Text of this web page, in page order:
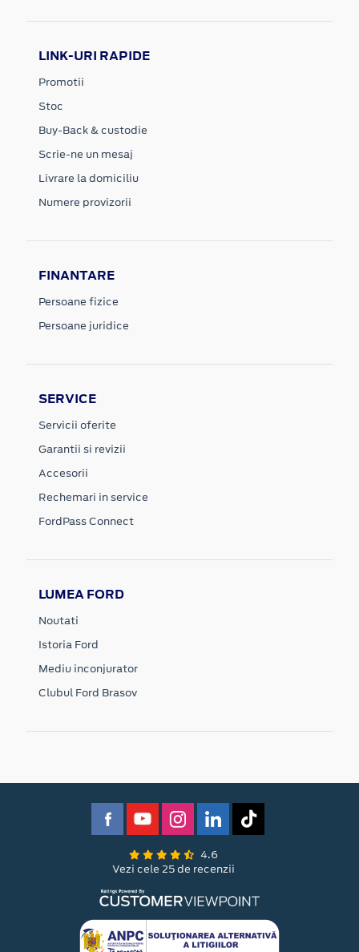
LINK-URI RAPIDE
Promotii
Stoc
Buy-Back & custodie
Scrie-ne un mesaj
Livrare la domiciliu
Numere provizorii
FINANTARE
Persoane fizice
Persoane juridice
SERVICE
Servicii oferite
Garantii si revizii
Accesorii
Rechemari in service
FordPass Connect
LUMEA FORD
Noutati
Istoria Ford
Mediu inconjurator
Clubul Ford Brasov
4.6
Vezi cele 25 de recenzii